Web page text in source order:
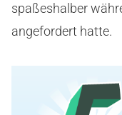
spaßeshalber
angefordert hatte.